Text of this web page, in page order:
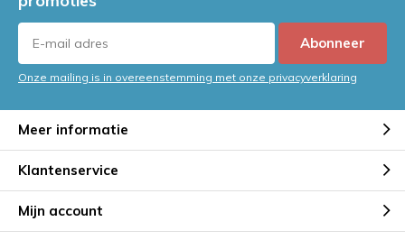
Abonneer
Onze mailing is in overeenstemming met onze privacyverklaring
Meer informatie
Klantenservice
Mijn account